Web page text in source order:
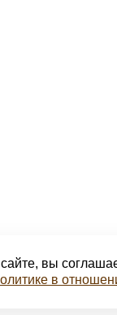
вы
в